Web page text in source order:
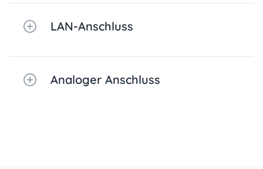
LAN-Anschluss
Analoger Anschluss